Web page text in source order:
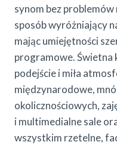
synom bez
sposób wyróżniający
mając umiejętności
programowe. Świetna
podejście i miła
międzynarodowe,
okolicznościowych,
i multimedialne sale
wszystkim rzetelne,